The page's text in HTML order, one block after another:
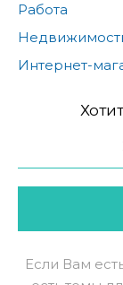
Работа
Интернет-
Если Вам